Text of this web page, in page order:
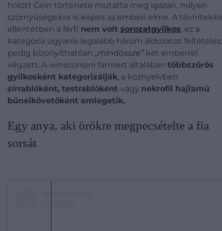
holott Gein története mutatta meg igazán, milyen
szörnyűségekre is képes az emberi elme. A
ellentétben a férfi nem volt sorozatgyilkos, ez a
kategória ugyanis legalább három áldozatot
pedig bizonyíthatóan „mindössze”két emberrel
végzett. A winsconsini farmert általában többszörös
gyilkosként kategorizálják, a köznyelvben
sírrablóként, testrablóként vagy nekrofil hajlamú
bűnelkövetőként emlegetik.
Egy anya, aki örökre megpecsételte a fia
sorsát